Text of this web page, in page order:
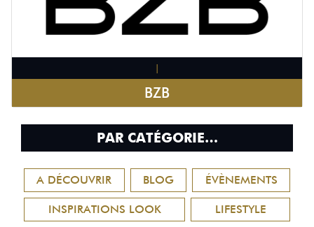
|
BZB
PAR CATÉGORIE…
A DÉCOUVRIR BLOG ÉVÈNEMENTS
INSPIRATIONS LOOK LIFESTYLE